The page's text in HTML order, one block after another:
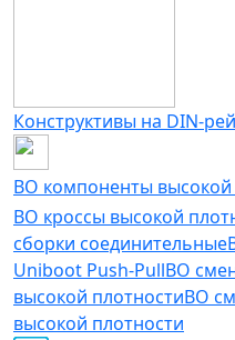
Конструктивы на DIN-
ВО компоненты высокой
ВО кроссы высокой
сборки соединительные
Uniboot Push-PullВО
высокой плотностиВО
высокой плотности